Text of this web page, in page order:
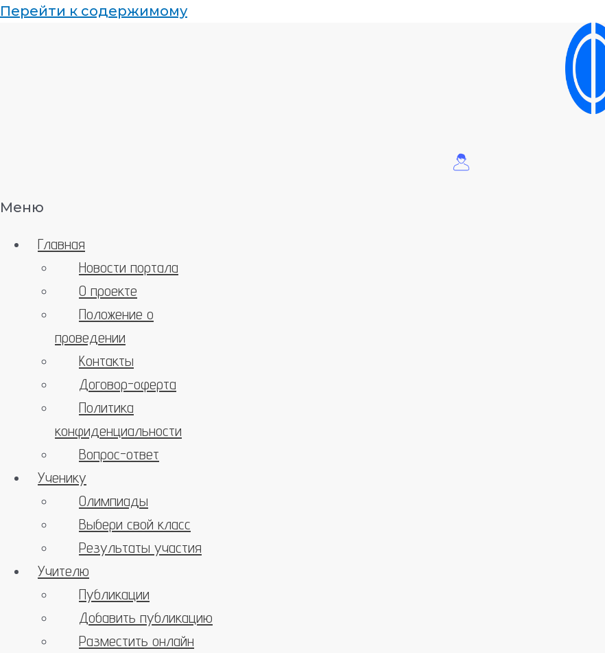
Перейти к содержимому
Меню
Главная
Новости портала
О проекте
Положение о
проведении
Контакты
Договор-оферта
Политика
конфиденциальности
Вопрос-ответ
Ученику
Олимпиады
Выбери свой класс
Результаты участия
Учителю
Публикации
Добавить публикацию
Разместить онлайн